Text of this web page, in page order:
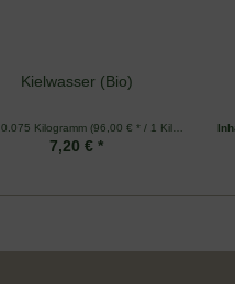
Kielwasser (Bio)
0.075 Kilogramm (96,00 € * / 1 Kilogramm)
7,20 € *